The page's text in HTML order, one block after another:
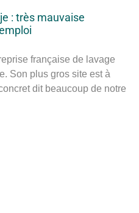
: très mauvaise
française de lavage
Son plus gros site est à
dit beaucoup de notre